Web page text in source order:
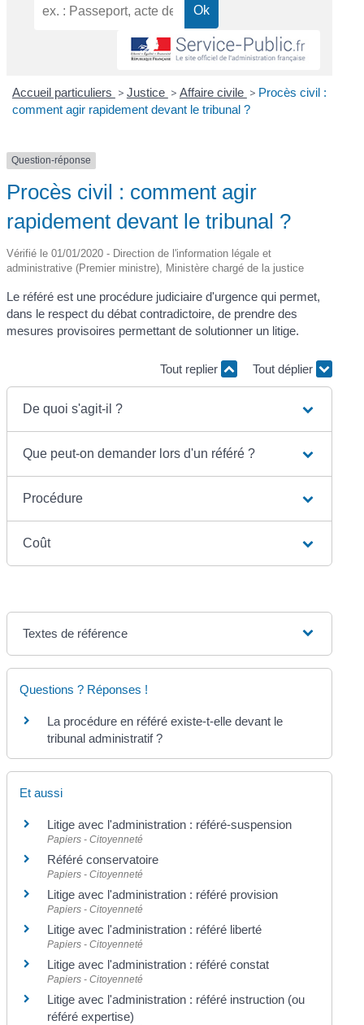
Accueil particuliers > Justice > Affaire civile > Procès civil :
comment agir rapidement devant le tribunal ?
Question-réponse
Procès civil : comment agir
rapidement devant le tribunal ?
Vérifié le 01/01/2020 - Direction de l'information légale et
administrative (Premier ministre), Ministère chargé de la justice
Le référé est une procédure judiciaire d'urgence qui permet,
dans le respect du débat contradictoire, de prendre des
mesures provisoires permettant de solutionner un litige.
Tout replier Tout déplier
De quoi s'agit-il ?
Que peut-on demander lors d'un référé ?
Procédure
Coût
Textes de référence
Questions ? Réponses !
La procédure en référé existe-t-elle devant le
tribunal administratif ?
Et aussi
Litige avec l'administration : référé-suspension
Papiers - Citoyenneté
Référé conservatoire
Papiers - Citoyenneté
Litige avec l'administration : référé provision
Papiers - Citoyenneté
Litige avec l'administration : référé liberté
Papiers - Citoyenneté
Litige avec l'administration : référé constat
Papiers - Citoyenneté
Litige avec l'administration : référé instruction (ou
référé expertise)